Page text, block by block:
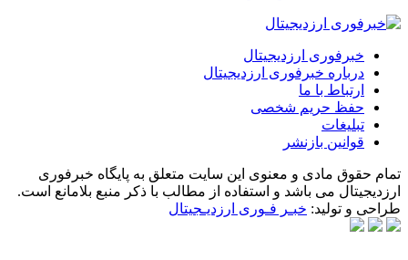
خبرفوری ارزدیجیتال
درباره خبرفوری ارزدیجیتال
ارتباط با ما
حفظ حریم شخصی
تبلیغات
قوانین بازنشر
تمام حقوق مادی و معنوی این سایت متعلق به پایگاه خبرفوری
ارزدیجیتال می باشد و استفاده از مطالب با ذکر منبع بلامانع است.
طراحی و تولید: خبـر فـوری ارزدیـجیتال